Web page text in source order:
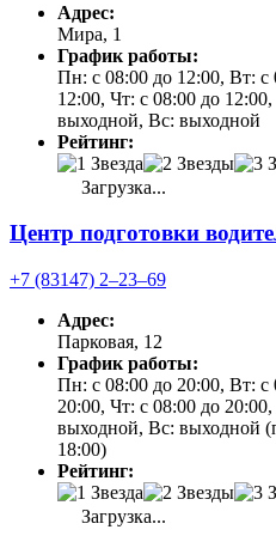
Адрес:
Мира, 1
График работы:
Пн: с 08:00 до 12:00, Вт: с
12:00, Чт: с 08:00 до
выходной, Вс: выходной
Рейтинг:
Загрузка...
Центр подготовки
+7 (83147) 2‒23‒69
Адрес:
Парковая, 12
График работы:
Пн: с 08:00 до 20:00, Вт: с
20:00, Чт: с 08:00 до
выходной, Вс: выходной
18:00)
Рейтинг:
Загрузка...